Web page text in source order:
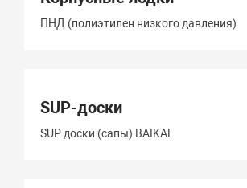
ПНД (полиэтилен низкого давления)
SUP-доски
SUP доски (сапы) BAIKAL